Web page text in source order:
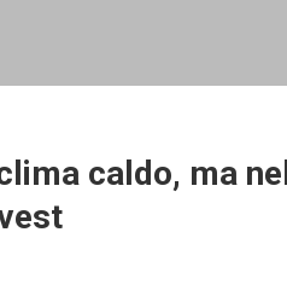
caldo, ma